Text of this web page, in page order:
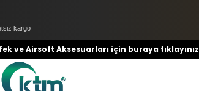
kargo
ve Airsoft Aksesuarları için buraya